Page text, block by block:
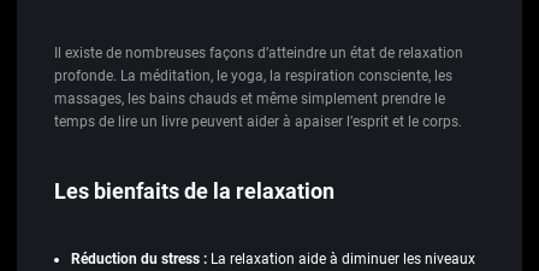
Il existe de nombreuses façons d’atteindre un état de relaxation
profonde. La méditation, le yoga, la respiration consciente, les
massages, les bains chauds et même simplement prendre le
temps de lire un livre peuvent aider à apaiser l’esprit et le corps.
Les bienfaits de la relaxation
Réduction du stress :La relaxation aide à diminuer les niveaux